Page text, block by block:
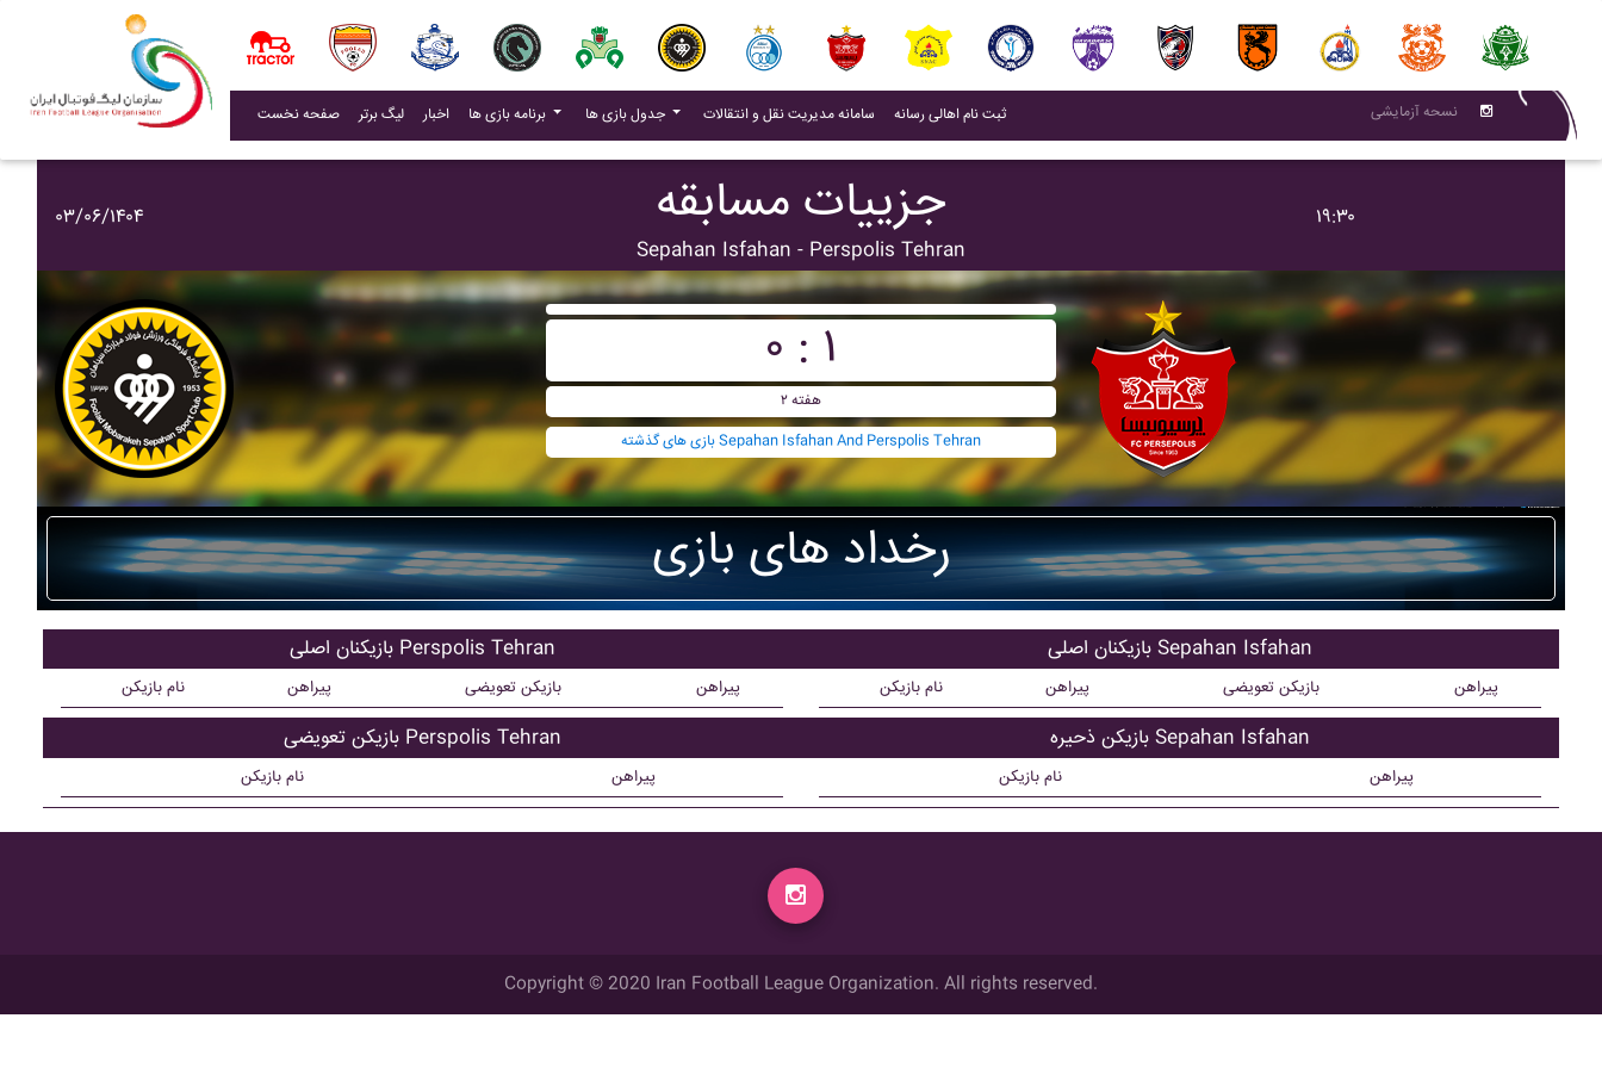
صفحه نخست لیگ برتر اخبار(current) برنامه بازی ها جدول بازی ها سامانه مدیریت نقل و انتقالات (current)
ثبت نام اهالی رسانه(current) نسحه آزمایشی
۰۳/۰۶/۱۴۰۴ جزییات مسابقه
Sepahan Isfahan - Perspolis Tehran
۱۹:۳۰
۰ : ۱
هفته ۲
بازی های گذشته Sepahan Isfahan And Perspolis Tehran
رخداد های بازی
بازیکنان اصلی Perspolis Tehran
نام بازیکن پیراهن بازیکن تعویضی پیراهن
بازیکن تعویضی Perspolis Tehran
نام بازیکن پیراهن
بازیکنان اصلی Sepahan Isfahan
نام بازیکن پیراهن بازیکن تعویضی پیراهن
بازیکن ذحیره Sepahan Isfahan
نام بازیکن پیراهن
Copyright © 2020 Iran Football League Organization. All rights reserved.